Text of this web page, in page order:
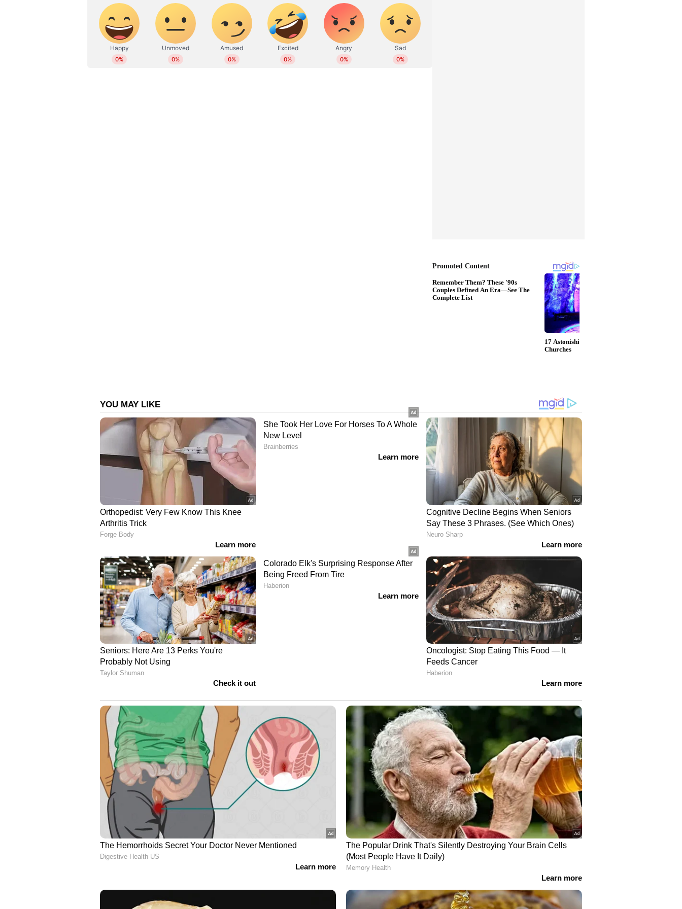
-ത്തിലധികം ആളുകളാണ് വീഡിയോ ലൈക്ക് ചെയ്തിരിക്കുന്നത്. അനേകം ആളുകൾ
വീഡിയോയ്ക്ക് രസരകമായിട്ടുള്ള കമന്റുകളും നൽകി. അതുപോലെ, ചിലർ ട്രെയിനിൽ
വളരെ തിരക്കുള്ള സമയത്ത് ഇങ്ങനെ ഒരു വീഡിയോ ചെയ്യാനാവുമോ എന്ന്
യുവാക്കളെ വെല്ലുവിളിക്കുകയും ചെയ്തിട്ടുണ്ട്.
ഏതായാലും, കണ്ടന്റ് ക്രിയേറ്റർമാർക്ക് ഡാൻസും പാട്ടും ഒക്കെയായി
കണ്ടൻ‌റുണ്ടാക്കാനുള്ള ഒരു ഇടമായി മാറിക്കൊണ്ടിരിക്കയാണ് ട്രെയിൻ. അതിലേക്ക്
ഒരു പുതിയ ഐറ്റമാണ് ഇത് എന്ന് പറയേണ്ടി വരും.
വായിക്കാം: ഒരുദിവസം പുലർന്നപ്പോൾ അക്കൗണ്ടിൽ 41 ലക്ഷം രൂപ,
ഉടമയാരെന്നറിയില്ല, യുവതി ചെയ്തത്...
ഏഷ്യാനെറ്റ് ന്യൂസ് ലൈവ് കാണാം:
ഏഷ്യാനെറ്റ് ന്യൂസ് വാർത്തകൾ തത്സമയം കാണാം